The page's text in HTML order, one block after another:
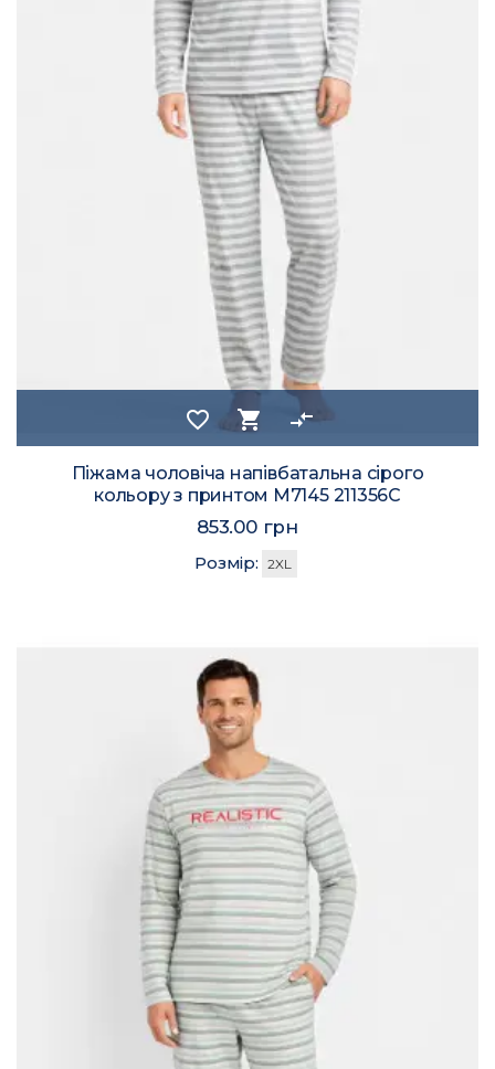
favorite_border shopping_cart compare_arrows
Піжама чоловіча напівбатальна сірого
кольору з принтом M7145 211356C
853.00 грн
Розмір: 2XL